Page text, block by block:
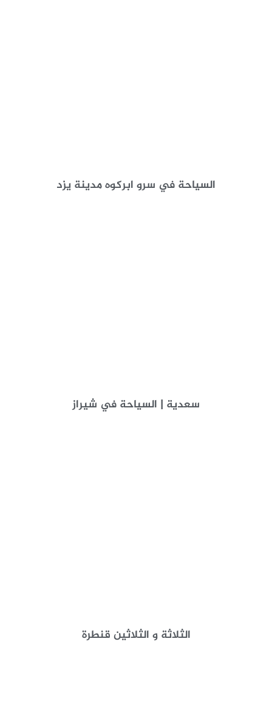
السياحة في سرو ابركوه مدينة يزد
سعدية | السياحة في شیراز
الثلاثة و الثلاثين قنطرة